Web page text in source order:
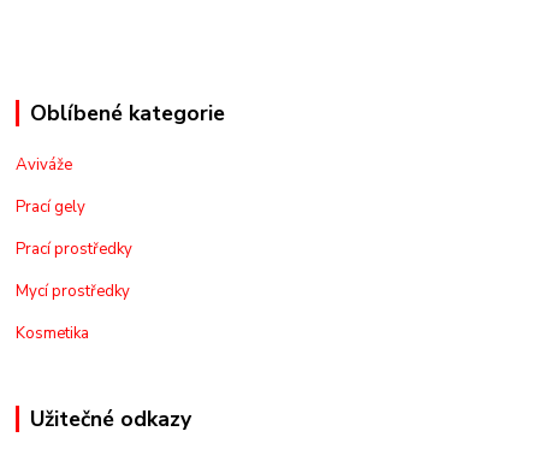
Oblíbené kategorie
Aviváže
Prací gely
Prací prostředky
Mycí prostředky
Kosmetika
Užitečné odkazy